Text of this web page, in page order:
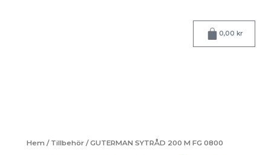
0,00 kr
Varukorg
Hem / Tillbehör / GUTERMAN SYTRÅD 200 M FG 0800